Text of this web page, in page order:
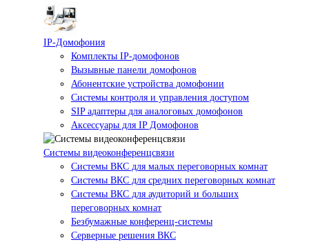
IP-Домофония
Комплекты IP-домофонов
Вызывные панели домофонов
Абонентские устройства домофонии
Системы контроля и управления доступом
SIP адаптеры для аналоговых домофонов
Аксессуары для IP Домофонов
Системы видеоконференцсвязи
Системы ВКС для малых переговорных комнат
Системы ВКС для средних переговорных комнат
Системы ВКС для аудиторий и больших
переговорных комнат
Безбумажные конференц-системы
Серверные решения ВКС